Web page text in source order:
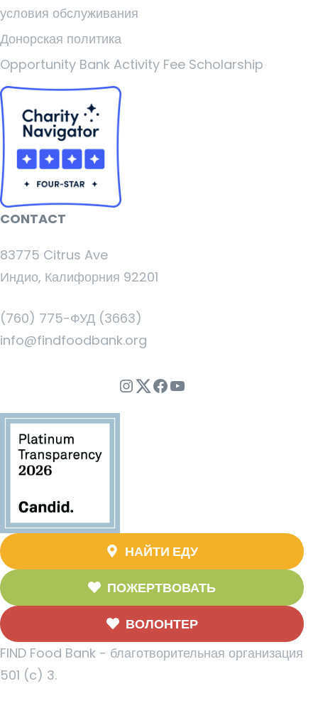
условия обслуживания
Донорская политика
Opportunity Bank Activity Fee Scholarship
CONTACT
83775 Citrus Ave
Индио, Калифорния 92201
(760) 775-ФУД (3663)
info@findfoodbank.org
Instagram
Twitter
Facebook
YouTube
НАЙТИ ЕДУ
ПОЖЕРТВОВАТЬ
ВОЛОНТЕР
FIND Food Bank - благотворительная организация
501 (c) 3.